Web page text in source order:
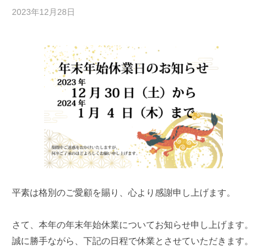
工
2023年12月28日
理
者
平素は格別のご愛顧を賜り、心より感謝申し上げます。
さて、本年の年末年始休業についてお知らせ申し上げます。
誠に勝手ながら、下記の日程で休業とさせていただきます。